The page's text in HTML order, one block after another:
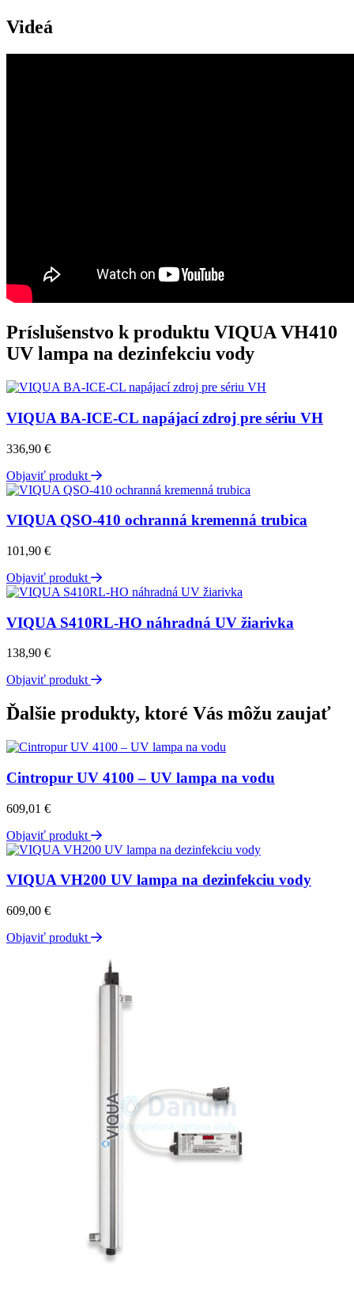
Videá
Príslušenstvo k produktu VIQUA VH410
UV lampa na dezinfekciu vody
VIQUA BA-ICE-CL napájací zdroj pre sériu VH
336,90 €
Objaviť produkt
VIQUA QSO-410 ochranná kremenná trubica
101,90 €
Objaviť produkt
VIQUA S410RL-HO náhradná UV žiarivka
138,90 €
Objaviť produkt
Ďalšie produkty, ktoré Vás môžu zaujať
Cintropur UV 4100 – UV lampa na vodu
609,01 €
Objaviť produkt
VIQUA VH200 UV lampa na dezinfekciu vody
609,00 €
Objaviť produkt